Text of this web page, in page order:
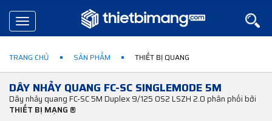
Toggle
navigation
TRANG CHỦ SẢN PHẨM THIẾT BỊ QUANG
DÂY NHẢY QUANG FC-SC SINGLEMODE 5M
Dây nhảy quang FC-SC 5M Duplex 9/125 OS2 LSZH 2.0 phân phối bởi
THIẾT BỊ MẠNG ®